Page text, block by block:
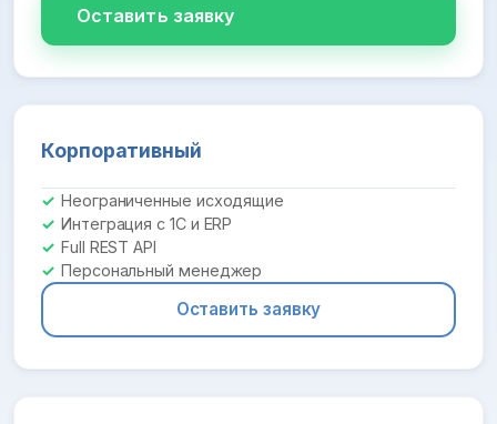
Оставить заявку
Корпоративный
Неограниченные исходящие
Интеграция с 1С и ERP
Full REST API
Персональный менеджер
Оставить заявку